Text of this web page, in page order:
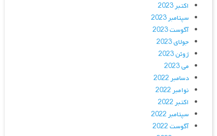
اکتبر 2023
سپتامبر 2023
آگوست 2023
جولای 2023
ژوئن 2023
می 2023
دسامبر 2022
نوامبر 2022
اکتبر 2022
سپتامبر 2022
آگوست 2022